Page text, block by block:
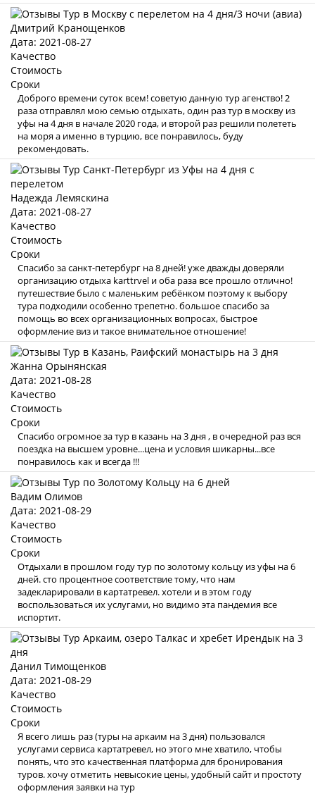
Дмитрий Кранощенков
Дата: 2021-08-27
Качество
Стоимость
Сроки
Доброго времени суток всем! советую данную тур агенство! 2
раза отправлял мою семью отдыхать, один раз тур в москву из
уфы на 4 дня в начале 2020 года, и второй раз решили полететь
на моря а именно в турцию, все понравилось, буду
рекомендовать.
Надежда Лемяскина
Дата: 2021-08-27
Качество
Стоимость
Сроки
Спасибо за санкт-петербург на 8 дней! уже дважды доверяли
организацию отдыха karttrvel и оба раза все прошло отлично!
путешествие было с маленьким ребёнком поэтому к выбору
тура подходили особенно трепетно. большое спасибо за
помощь во всех организационных вопросах, быстрое
оформление виз и такое внимательное отношение!
Жанна Орынянская
Дата: 2021-08-28
Качество
Стоимость
Сроки
Спасибо огромное за тур в казань на 3 дня , в очередной раз вся
поездка на высшем уровне...цена и условия шикарны...все
понравилось как и всегда !!!
Вадим Олимов
Дата: 2021-08-29
Качество
Стоимость
Сроки
Отдыхали в прошлом году тур по золотому кольцу из уфы на 6
дней. сто процентное соответствие тому, что нам
задекларировали в картатревел. хотели и в этом году
воспользоваться их услугами, но видимо эта пандемия все
испортит.
Данил Тимощенков
Дата: 2021-08-29
Качество
Стоимость
Сроки
Я всего лишь раз (туры на аркаим на 3 дня) пользовался
услугами сервиса картатревел, но этого мне хватило, чтобы
понять, что это качественная платформа для бронирования
туров. хочу отметить невысокие цены, удобный сайт и простоту
оформления заявки на тур